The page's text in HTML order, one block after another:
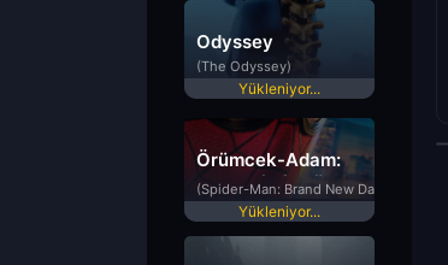
Odyssey
(The Odyssey)
Yükleniyor...
Örümcek-Adam:
Yepyeni Bir Gün
(Spider-Man: Brand New Day)
Yükleniyor...